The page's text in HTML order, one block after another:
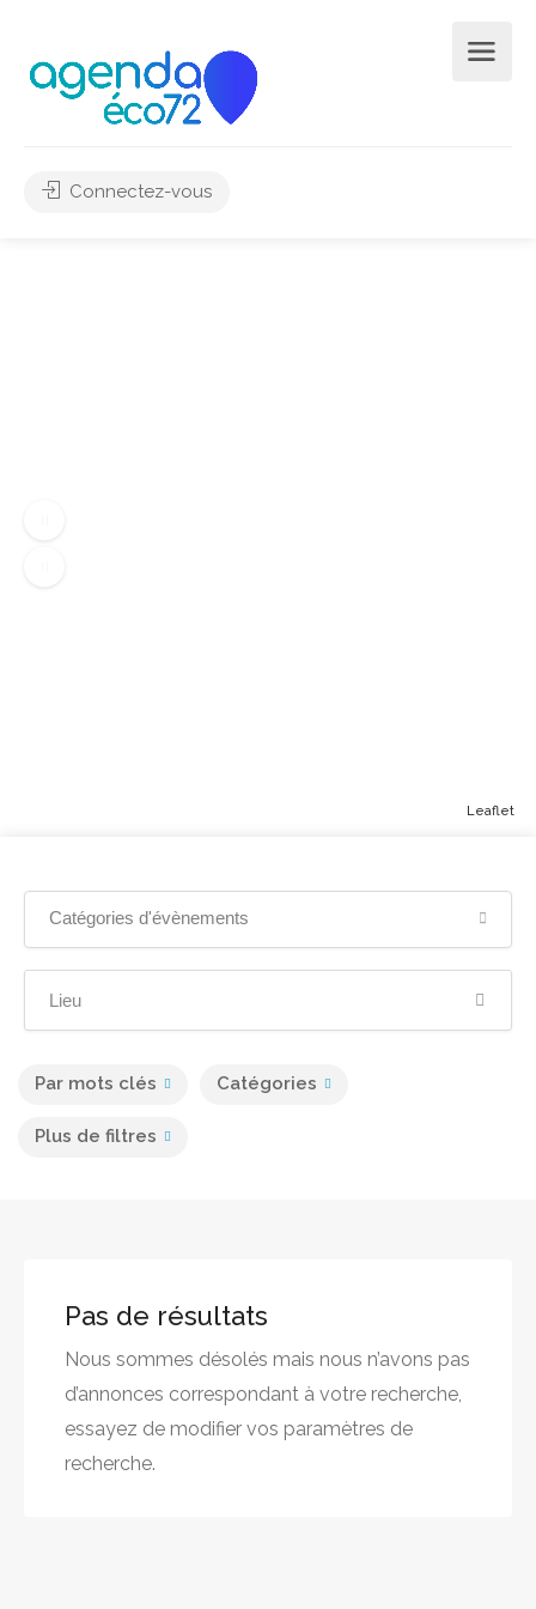
Connectez-vous
Catégories d'évènements
Par mots clés Catégories
Plus de filtres
Pas de résultats
Nous sommes désolés mais nous n’avons pas
d’annonces correspondant à votre recherche,
essayez de modifier vos paramètres de
recherche.
Leaflet